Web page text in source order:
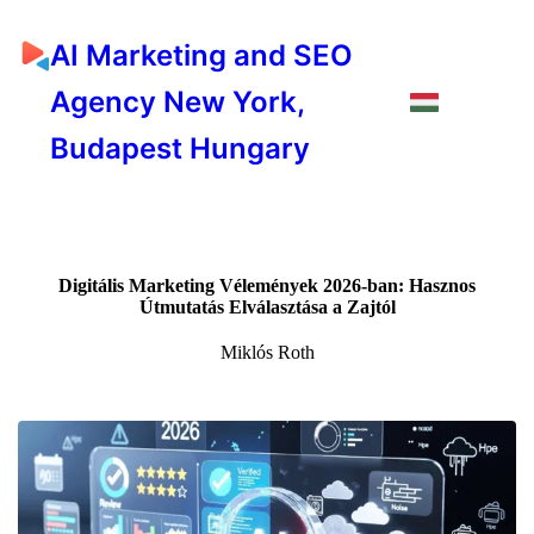
AI Marketing and SEO
Agency New York,
Budapest Hungary
Digitális Marketing Vélemények 2026-ban: Hasznos
Útmutatás Elválasztása a Zajtól
Miklós Roth